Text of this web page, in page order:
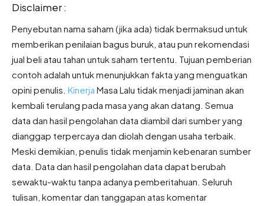
Disclaimer :
Penyebutan nama saham (jika ada) tidak bermaksud untuk
memberikan penilaian bagus buruk, atau pun rekomendasi
jual beli atau tahan untuk saham tertentu. Tujuan pemberian
contoh adalah untuk menunjukkan fakta yang menguatkan
opini penulis. Kinerja Masa Lalu tidak menjadi jaminan akan
kembali terulang pada masa yang akan datang. Semua
data dan hasil pengolahan data diambil dari sumber yang
dianggap terpercaya dan diolah dengan usaha terbaik.
Meski demikian, penulis tidak menjamin kebenaran sumber
data. Data dan hasil pengolahan data dapat berubah
sewaktu-waktu tanpa adanya pemberitahuan. Seluruh
tulisan, komentar dan tanggapan atas komentar